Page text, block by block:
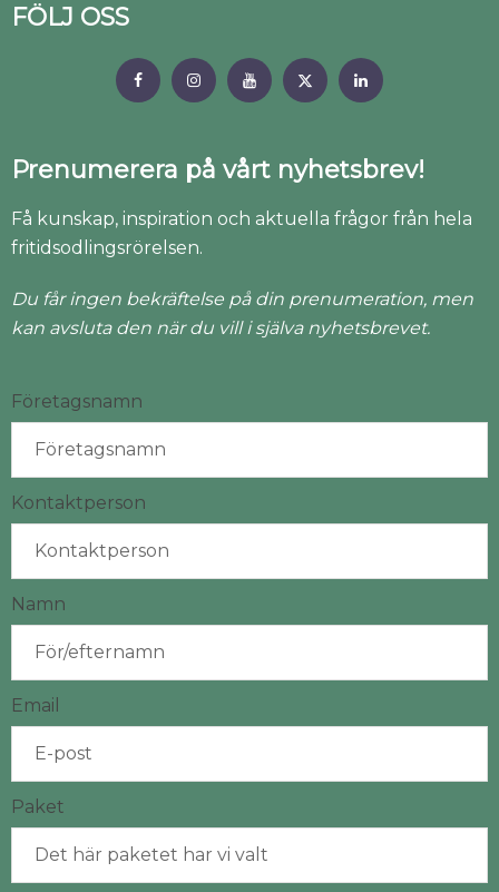
FÖLJ OSS
Prenumerera på vårt nyhetsbrev!
Få kunskap, inspiration och aktuella frågor från hela
fritidsodlingsrörelsen.
Du får ingen bekräftelse på din prenumeration, men
kan avsluta den när du vill i själva nyhetsbrevet.
Företagsnamn
Kontaktperson
Namn
Email
Paket